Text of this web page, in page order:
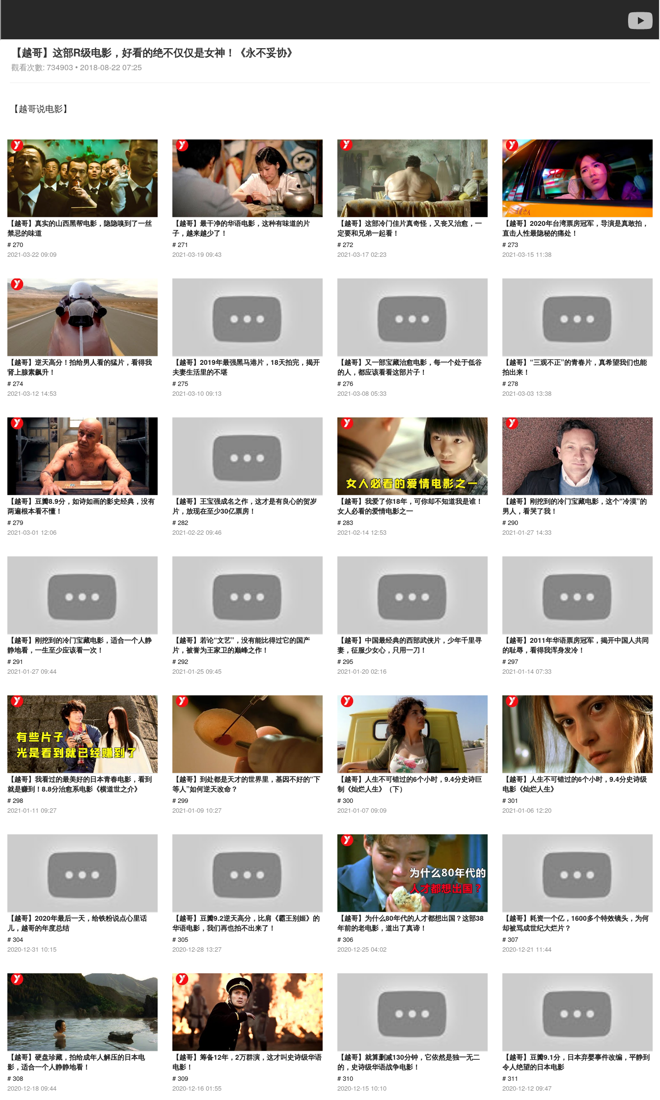
【越哥】这部R级电影，好看的绝不仅仅是女神！《永不妥协》
觀看次數: 734903 • 2018-08-22 07:25
【越哥说电影】
【越哥】真实的山西黑帮电影，隐隐嗅到了一丝
禁忌的味道
# 270
2021-03-22 09:09
【越哥】最干净的华语电影，这种有味道的片
子，越来越少了！
# 271
2021-03-19 09:43
【越哥】这部冷门佳片真奇怪，又丧又治愈，一
定要和兄弟一起看！
# 272
2021-03-17 02:23
【越哥】2020年台湾票房冠军，导演是真敢拍，
直击人性最隐秘的痛处！
# 273
2021-03-15 11:38
【越哥】逆天高分！拍给男人看的猛片，看得我
肾上腺素飙升！
# 274
2021-03-12 14:53
【越哥】2019年最强黑马港片，18天拍完，揭开
夫妻生活里的不堪
# 275
2021-03-10 09:13
【越哥】又一部宝藏治愈电影，每一个处于低谷
的人，都应该看看这部片子！
# 276
2021-03-08 05:33
【越哥】“三观不正”的青春片，真希望我们也能
拍出来！
# 278
2021-03-03 13:38
【越哥】豆瓣8.9分，如诗如画的影史经典，没有
两遍根本看不懂！
# 279
2021-03-01 12:06
【越哥】王宝强成名之作，这才是有良心的贺岁
片，放现在至少30亿票房！
# 282
2021-02-22 09:46
【越哥】我爱了你18年，可你却不知道我是谁！
女人必看的爱情电影之一
# 283
2021-02-14 12:53
【越哥】刚挖到的冷门宝藏电影，这个“冷漠”的
男人，看哭了我！
# 290
2021-01-27 14:33
【越哥】刚挖到的冷门宝藏电影，适合一个人静
静地看，一生至少应该看一次！
# 291
2021-01-27 09:44
【越哥】若论“文艺”，没有能比得过它的国产
片，被誉为王家卫的巅峰之作！
# 292
2021-01-25 09:45
【越哥】中国最经典的西部武侠片，少年千里寻
妻，征服少女心，只用一刀！
# 295
2021-01-20 02:16
【越哥】2011年华语票房冠军，揭开中国人共同
的耻辱，看得我浑身发冷！
# 297
2021-01-14 07:33
【越哥】我看过的最美好的日本青春电影，看到
就是赚到！8.8分治愈系电影《横道世之介》
# 298
2021-01-11 09:27
【越哥】到处都是天才的世界里，基因不好的“下
等人”如何逆天改命？
# 299
2021-01-09 10:27
【越哥】人生不可错过的6个小时，9.4分史诗巨
制《灿烂人生》（下）
# 300
2021-01-07 09:09
【越哥】人生不可错过的6个小时，9.4分史诗级
电影《灿烂人生》
# 301
2021-01-06 12:20
【越哥】2020年最后一天，给铁粉说点心里话
儿，越哥的年度总结
# 304
2020-12-31 10:15
【越哥】豆瓣9.2逆天高分，比肩《霸王别姬》的
华语电影，我们再也拍不出来了！
# 305
2020-12-28 13:27
【越哥】为什么80年代的人才都想出国？这部38
年前的老电影，道出了真谛！
# 306
2020-12-25 04:02
【越哥】耗资一个亿，1600多个特效镜头，为何
却被骂成世纪大烂片？
# 307
2020-12-21 11:44
【越哥】硬盘珍藏，拍给成年人解压的日本电
影，适合一个人静静地看！
# 308
2020-12-18 09:44
【越哥】筹备12年，2万群演，这才叫史诗级华语
电影！
# 309
2020-12-16 01:55
【越哥】就算删减130分钟，它依然是独一无二
的，史诗级华语战争电影！
# 310
2020-12-15 10:10
【越哥】豆瓣9.1分，日本弃婴事件改编，平静到
令人绝望的日本电影
# 311
2020-12-12 09:47